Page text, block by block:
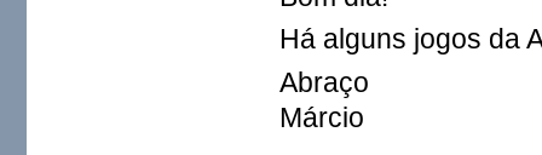
Há alguns jogos da
Abraço
Márcio